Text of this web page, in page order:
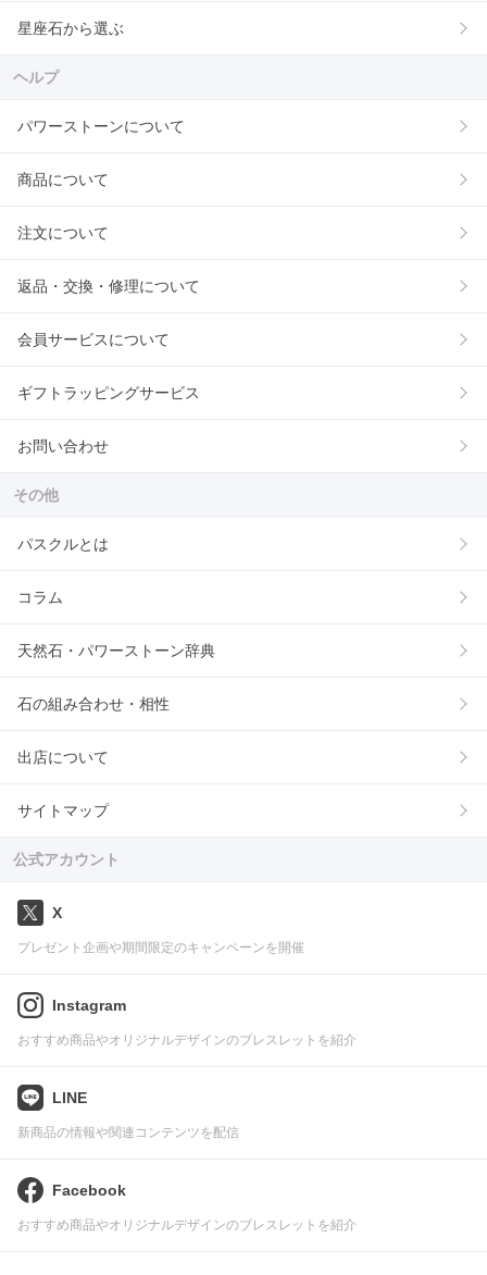
星座石から選ぶ
ヘルプ
パワーストーンについて
商品について
注文について
返品・交換・修理について
会員サービスについて
ギフトラッピングサービス
お問い合わせ
その他
パスクルとは
コラム
天然石・パワーストーン辞典
石の組み合わせ・相性
出店について
サイトマップ
公式アカウント
X
プレゼント企画や期間限定のキャンペーンを開催
Instagram
おすすめ商品やオリジナルデザインのブレスレットを紹介
LINE
新商品の情報や関連コンテンツを配信
Facebook
おすすめ商品やオリジナルデザインのブレスレットを紹介